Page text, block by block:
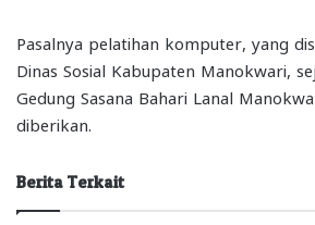
Pasalnya pelatihan komputer, yang
Dinas Sosial Kabupaten Manokwari,
Gedung Sasana Bahari Lanal
diberikan.
Berita Terkait